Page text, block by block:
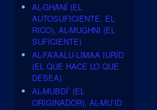
AL-GHANÍ (EL
AUTOSUFICIENTE, EL
RICO), AL-MUGHNI (EL
SUFICIENTE)
AL-FA’AALU-LIMAA IURÍD
(EL QUE HACE LO QUE
DESEA)
AL-MUBDÍ’ (EL
ORIGINADOR), AL-MU’ID